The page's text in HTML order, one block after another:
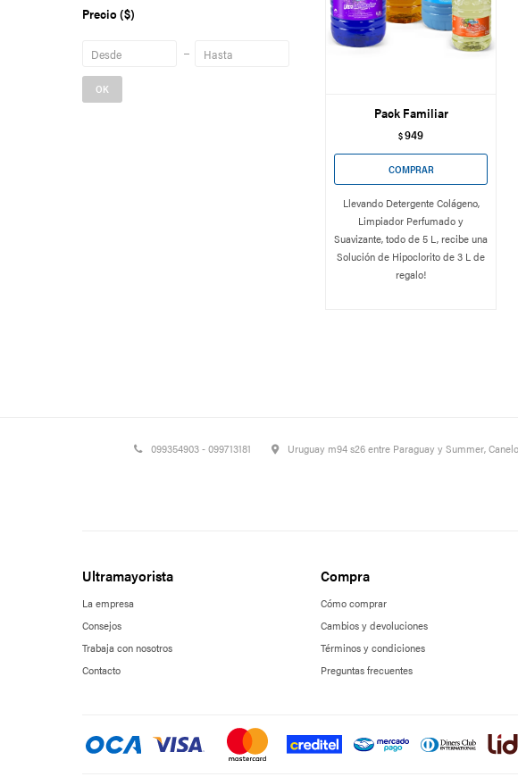
Pack Familiar
$949
Llevando Detergente Colágeno,
Limpiador Perfumado y
Suavizante, todo de 5 L, recibe una
Solución de Hipoclorito de 3 L de
regalo!
Precio($)
OK
099354903 - 099713181 Uruguay m94 s26 entre Paraguay y Summer,
Ultramayorista
La empresa
Consejos
Trabaja con nosotros
Contacto
Compra
Cómo comprar
Cambios y devoluciones
Términos y condiciones
Preguntas frecuentes